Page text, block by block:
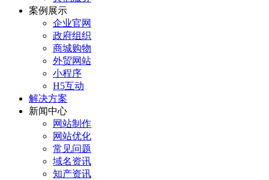
案例展示
企业官网
政府组织
商城购物
外贸网站
小程序
H5互动
解决方案
新闻中心
网站制作
网站优化
常见问题
域名资讯
知产资讯